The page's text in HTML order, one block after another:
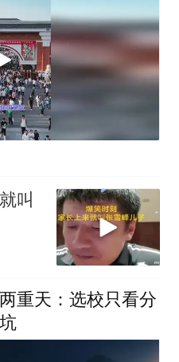
叫
重天：选校只看分